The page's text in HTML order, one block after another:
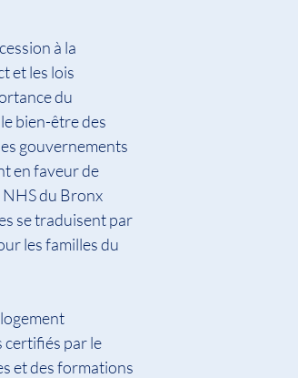
à la
et les lois
du
bien-être des
gouvernements
en faveur de
du Bronx
se traduisent par
les familles du
certifiés par le
et des formations